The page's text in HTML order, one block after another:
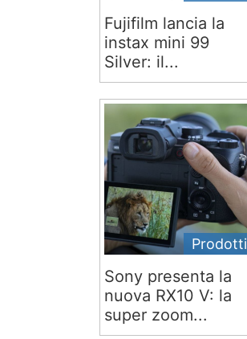
Fujifilm lancia la
instax mini 99
Silver: il...
Prodotti
Sony presenta la
nuova RX10 V: la
super zoom...